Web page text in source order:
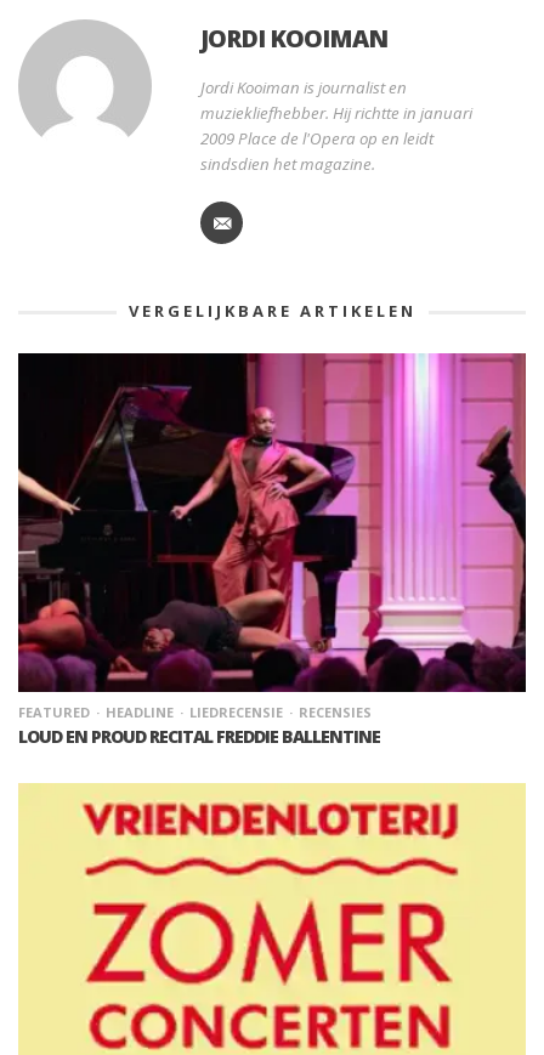
JORDI KOOIMAN
Jordi Kooiman is journalist en
muziekliefhebber. Hij richtte in januari
2009 Place de l'Opera op en leidt
sindsdien het magazine.
VERGELIJKBARE ARTIKELEN
FEATURED HEADLINE LIEDRECENSIE RECENSIES
LOUD EN PROUD RECITAL FREDDIE BALLENTINE